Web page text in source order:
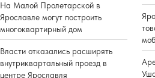
На Малой Пролетарской в
Ярославле могут построить
многоквартирный дом
Власти отказались расширять
внутриквартальный проезд в
центре Ярославля